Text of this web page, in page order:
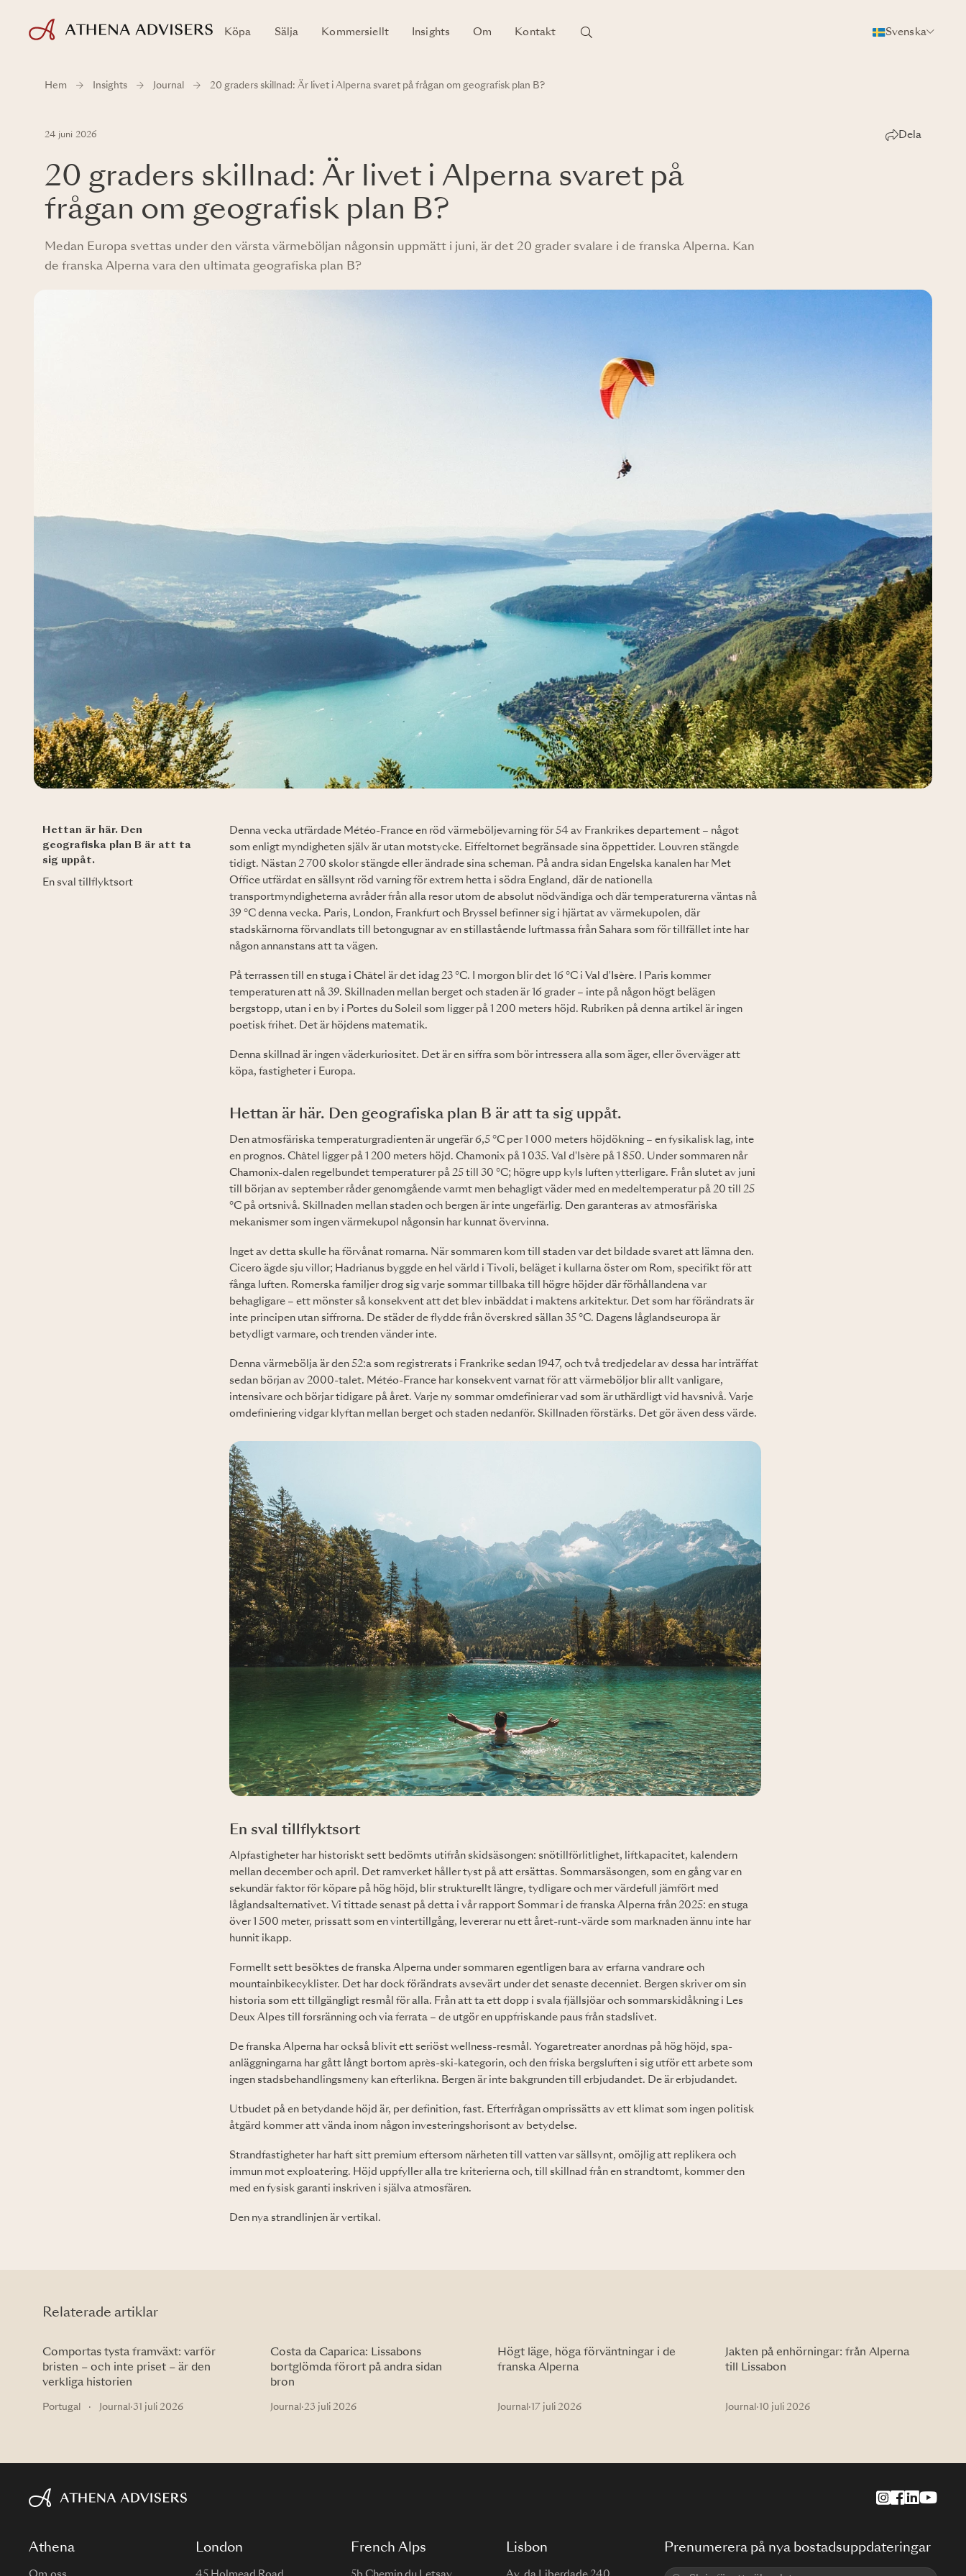
Köpa Sälja Kommersiellt Insights Om Kontakt Svenska
Hem Insights Journal 20 graders skillnad: Är livet i Alperna svaret på frågan om geografisk plan B?
24 juni 2026 Dela
20 graders skillnad: Är livet i Alperna svaret på
frågan om geografisk plan B?
Medan Europa svettas under den värsta värmeböljan någonsin uppmätt i juni, är det 20 grader svalare i de franska Alperna. Kan
de franska Alperna vara den ultimata geografiska plan B?
Hettan är här. Den
geografiska plan B är att ta
sig uppåt.
En sval tillflyktsort
Denna vecka utfärdade Météo-France en röd värmeböljevarning för 54 av Frankrikes departement – något
som enligt myndigheten själv är utan motstycke. Eiffeltornet begränsade sina öppettider. Louvren stängde
tidigt. Nästan 2 700 skolor stängde eller ändrade sina scheman. På andra sidan Engelska kanalen har Met
Office utfärdat en sällsynt röd varning för extrem hetta i södra England, där de nationella
transportmyndigheterna avråder från alla resor utom de absolut nödvändiga och där temperaturerna väntas nå
39 °C denna vecka. Paris, London, Frankfurt och Bryssel befinner sig i hjärtat av värmekupolen, där
stadskärnorna förvandlats till betongugnar av en stillastående luftmassa från Sahara som för tillfället inte har
någon annanstans att ta vägen.
På terrassen till en stuga i Châtel är det idag 23 °C. I morgon blir det 16 °C i Val d'Isère. I Paris kommer
temperaturen att nå 39. Skillnaden mellan berget och staden är 16 grader – inte på någon högt belägen
bergstopp, utan i en by i Portes du Soleil som ligger på 1 200 meters höjd. Rubriken på denna artikel är ingen
poetisk frihet. Det är höjdens matematik.
Denna skillnad är ingen väderkuriositet. Det är en siffra som bör intressera alla som äger, eller överväger att
köpa, fastigheter i Europa.
Hettan är här. Den geografiska plan B är att ta sig uppåt.
Den atmosfäriska temperaturgradienten är ungefär 6,5 °C per 1 000 meters höjdökning – en fysikalisk lag, inte
en prognos. Châtel ligger på 1 200 meters höjd. Chamonix på 1 035. Val d'Isère på 1 850. Under sommaren når
Chamonix-dalen regelbundet temperaturer på 25 till 30 °C; högre upp kyls luften ytterligare. Från slutet av juni
till början av september råder genomgående varmt men behagligt väder med en medeltemperatur på 20 till 25
°C på ortsnivå. Skillnaden mellan staden och bergen är inte ungefärlig. Den garanteras av atmosfäriska
mekanismer som ingen värmekupol någonsin har kunnat övervinna.
Inget av detta skulle ha förvånat romarna. När sommaren kom till staden var det bildade svaret att lämna den.
Cicero ägde sju villor; Hadrianus byggde en hel värld i Tivoli, beläget i kullarna öster om Rom, specifikt för att
fånga luften. Romerska familjer drog sig varje sommar tillbaka till högre höjder där förhållandena var
behagligare – ett mönster så konsekvent att det blev inbäddat i maktens arkitektur. Det som har förändrats är
inte principen utan siffrorna. De städer de flydde från överskred sällan 35 °C. Dagens låglandseuropa är
betydligt varmare, och trenden vänder inte.
Denna värmebölja är den 52:a som registrerats i Frankrike sedan 1947, och två tredjedelar av dessa har inträffat
sedan början av 2000-talet. Météo-France har konsekvent varnat för att värmeböljor blir allt vanligare,
intensivare och börjar tidigare på året. Varje ny sommar omdefinierar vad som är uthärdligt vid havsnivå. Varje
omdefiniering vidgar klyftan mellan berget och staden nedanför. Skillnaden förstärks. Det gör även dess värde.
En sval tillflyktsort
Alpfastigheter har historiskt sett bedömts utifrån skidsäsongen: snötillförlitlighet, liftkapacitet, kalendern
mellan december och april. Det ramverket håller tyst på att ersättas. Sommarsäsongen, som en gång var en
sekundär faktor för köpare på hög höjd, blir strukturellt längre, tydligare och mer värdefull jämfört med
låglandsalternativet. Vi tittade senast på detta i vår rapport Sommar i de franska Alperna från 2025: en stuga
över 1 500 meter, prissatt som en vintertillgång, levererar nu ett året-runt-värde som marknaden ännu inte har
hunnit ikapp.
Formellt sett besöktes de franska Alperna under sommaren egentligen bara av erfarna vandrare och
mountainbikecyklister. Det har dock förändrats avsevärt under det senaste decenniet. Bergen skriver om sin
historia som ett tillgängligt resmål för alla. Från att ta ett dopp i svala fjällsjöar och sommarskidåkning i Les
Deux Alpes till forsränning och via ferrata – de utgör en uppfriskande paus från stadslivet.
De franska Alperna har också blivit ett seriöst wellness-resmål. Yogaretreater anordnas på hög höjd, spa-
anläggningarna har gått långt bortom après-ski-kategorin, och den friska bergsluften i sig utför ett arbete som
ingen stadsbehandlingsmeny kan efterlikna. Bergen är inte bakgrunden till erbjudandet. De är erbjudandet.
Utbudet på en betydande höjd är, per definition, fast. Efterfrågan omprissätts av ett klimat som ingen politisk
åtgärd kommer att vända inom någon investeringshorisont av betydelse.
Strandfastigheter har haft sitt premium eftersom närheten till vatten var sällsynt, omöjlig att replikera och
immun mot exploatering. Höjd uppfyller alla tre kriterierna och, till skillnad från en strandtomt, kommer den
med en fysisk garanti inskriven i själva atmosfären.
Den nya strandlinjen är vertikal.
Relaterade artiklar
Comportas tysta framväxt: varför
bristen – och inte priset – är den
verkliga historien
Portugal · Journal ·31 juli 2026
Costa da Caparica: Lissabons
bortglömda förort på andra sidan
bron
Journal ·23 juli 2026
Högt läge, höga förväntningar i de
franska Alperna
Journal ·17 juli 2026
Jakten på enhörningar: från Alperna
till Lissabon
Journal ·10 juli 2026
Athena London French Alps Lisbon Prenumerera på nya bostadsuppdateringar